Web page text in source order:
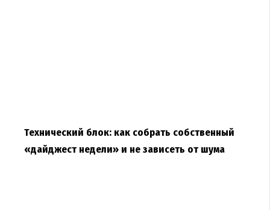
Технический блок: как собрать собственный
«дайджест недели» и не зависеть от шума